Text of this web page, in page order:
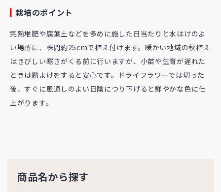
栽培のポイント
完熟堆肥や腐葉土などを多めに施した日当たりと水はけのよ
い場所に、株間約25cmで植え付けます。暖かい地域の秋植え
はきびしい寒さがくる前に行いますが、小苗や生育が遅れた
ときは霜よけをすると安心です。ドライフラワーでは切った
後、すぐに風通しのよい日陰につり下げると鮮やかな色に仕
上がります。
商品名から探す